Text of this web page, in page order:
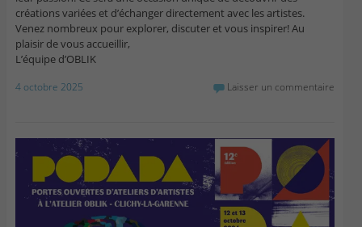
créations variées et d’échanger directement avec les artistes.
Venez nombreux pour explorer, discuter et vous inspirer! Au
plaisir de vous accueillir,
L’équipe d’OBLIK
4 octobre 2025 Laisser un commentaire